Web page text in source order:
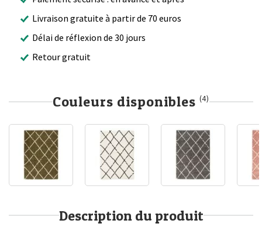
Livraison gratuite à partir de 70 euros
Délai de réflexion de 30 jours
Retour gratuit
Couleurs disponibles (4)
Description du produit